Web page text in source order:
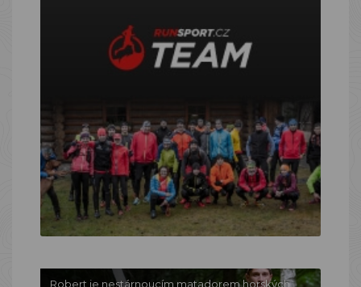
Robert je nestárnoucím matadorem horských